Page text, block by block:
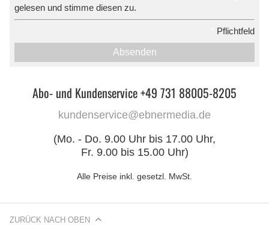
gelesen und stimme diesen zu.
Pflichtfeld
Absenden
Abo- und Kundenservice +49 731 88005-8205
kundenservice@ebnermedia.de
(Mo. - Do. 9.00 Uhr bis 17.00 Uhr,
Fr. 9.00 bis 15.00 Uhr)
Alle Preise inkl. gesetzl. MwSt.
ZURÜCK NACH OBEN